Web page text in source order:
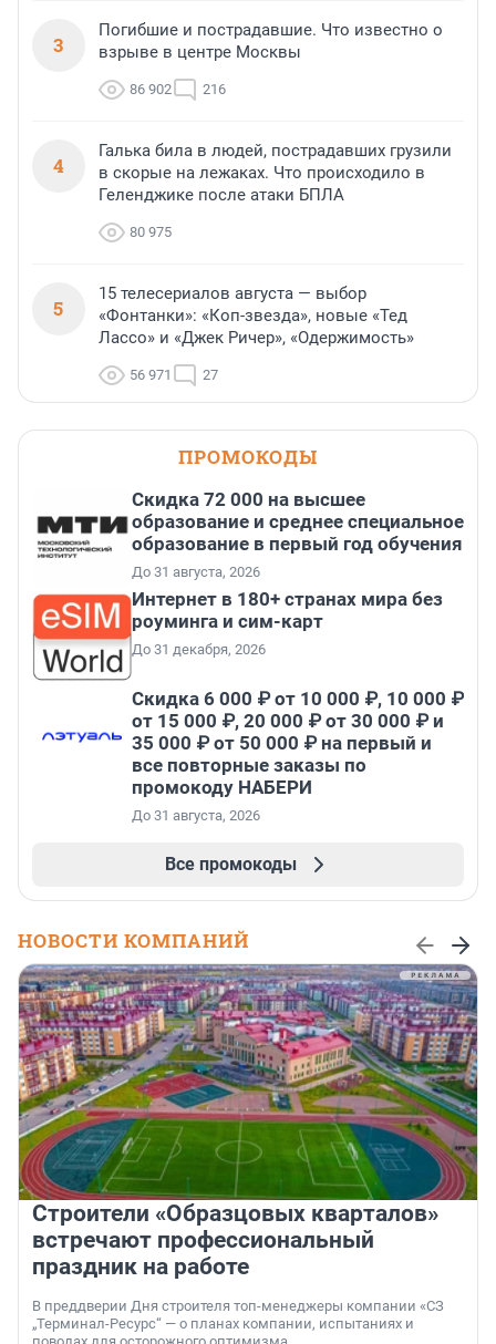
3
Погибшие и пострадавшие. Что известно о
взрыве в центре Москвы
86 902 216
4
Галька била в людей, пострадавших грузили
в скорые на лежаках. Что происходило в
Геленджике после атаки БПЛА
80 975
5
15 телесериалов августа — выбор
«Фонтанки»: «Коп-звезда», новые «Тед
Лассо» и «Джек Ричер», «Одержимость»
56 971 27
ПРОМОКОДЫ
Скидка 72 000 на высшее
образование и среднее специальное
образование в первый год обучения
До 31 августа, 2026
Интернет в 180+ странах мира без
роуминга и сим-карт
До 31 декабря, 2026
Скидка 6 000 ₽ от 10 000 ₽, 10 000 ₽
от 15 000 ₽, 20 000 ₽ от 30 000 ₽ и
35 000 ₽ от 50 000 ₽ на первый и
все повторные заказы по
промокоду НАБЕРИ
До 31 августа, 2026
Все промокоды
НОВОСТИ КОМПАНИЙ
Строители «Образцовых кварталов»
встречают профессиональный
праздник на работе
В преддверии Дня строителя топ-менеджеры компании «СЗ
„Терминал-Ресурс“ — о планах компании, испытаниях и